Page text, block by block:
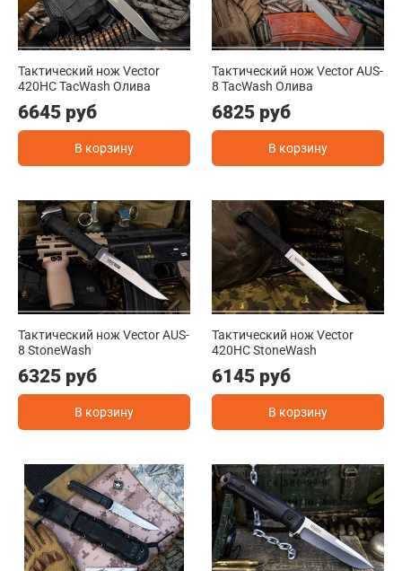
Тактический нож Vector
420HC TacWash Олива
6645 руб
В корзину
Тактический нож Vector AUS-
8 TacWash Олива
6825 руб
В корзину
Тактический нож Vector AUS-
8 StoneWash
6325 руб
В корзину
Тактический нож Vector
420HC StoneWash
6145 руб
В корзину